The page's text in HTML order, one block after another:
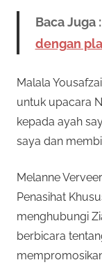
Baca Juga :
dengan
Malala
untuk upacara
kepada ayah
saya dan
Melanne
Penasihat
menghubungi
berbicara